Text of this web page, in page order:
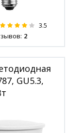
3.5
2
GU5.3,